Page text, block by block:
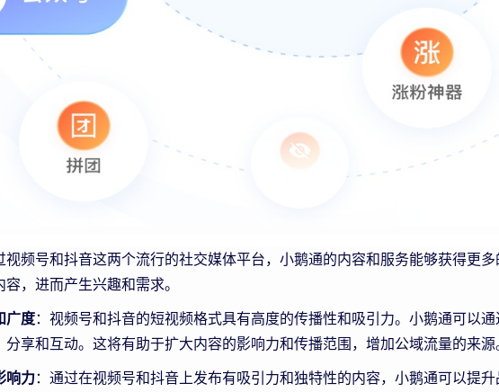
视频号和抖音这两个流行的社交媒体平台，小鹅通的内容和服务能够获得更
，进而产生兴趣和需求。
广度：视频号和抖音的短视频格式具有高度的传播性和吸引力。小鹅通可以
分享和互动。这将有助于扩大内容的影响力和传播范围，增加公域流量的来源
响力：通过在视频号和抖音上发布有吸引力和独特性的内容，小鹅通可以提